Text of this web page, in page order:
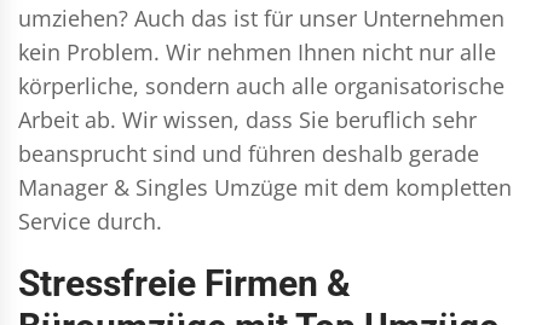
umziehen? Auch das ist für unser Unternehmen
kein Problem. Wir nehmen Ihnen nicht nur alle
körperliche, sondern auch alle organisatorische
Arbeit ab. Wir wissen, dass Sie beruflich sehr
beansprucht sind und führen deshalb gerade
Manager & Singles Umzüge mit dem kompletten
Service durch.
Stressfreie Firmen &